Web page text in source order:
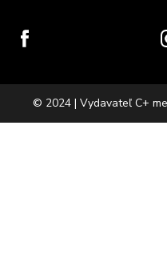
© 2024 | Vydavateľ C+